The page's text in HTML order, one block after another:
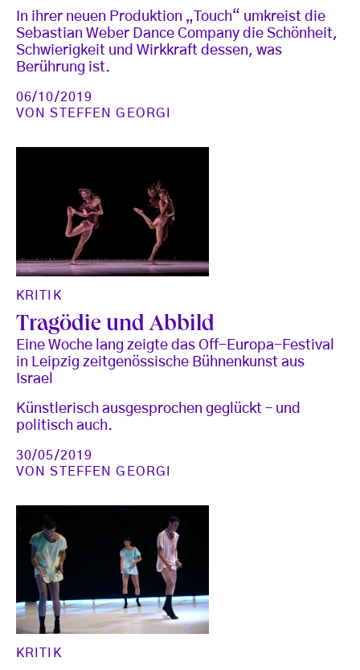
In ihrer neuen Produktion „Touch“ umkreist die
Sebastian Weber Dance Company die Schönheit,
Schwierigkeit und Wirkkraft dessen, was
Berührung ist.
06/10/2019
VONSTEFFEN GEORGI
KRITIK
Tragödie und Abbild
Eine Woche lang zeigte das Off-Europa-Festival
in Leipzig zeitgenössische Bühnenkunst aus
Israel
Künstlerisch ausgesprochen geglückt – und
politisch auch.
30/05/2019
VONSTEFFEN GEORGI
KRITIK